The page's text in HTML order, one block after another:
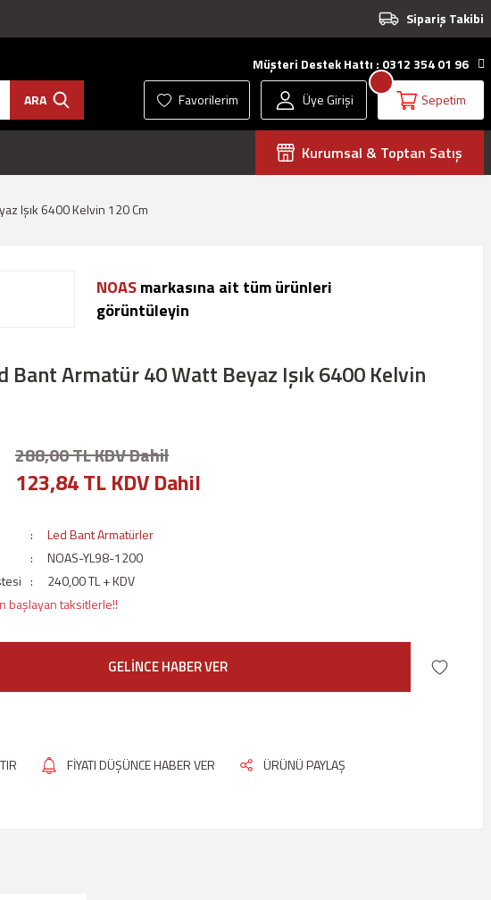
Sipariş Takibi
Müşteri Destek Hattı : 0312 354 01 96
ARA
Favorilerim Üye Girişi Sepetim
Kurumsal & Toptan Satış
Işık 6400 Kelvin 120 Cm
NOASmarkasına ait tüm ürünleri
görüntüleyin
Bant Armatür 40 Watt Beyaz Işık 6400 Kelvin
288,00 TL KDV Dahil
123,84 TL KDV Dahil
Led Bant Armatürler
NOAS-YL98-1200
240,00 TL + KDV
başlayan taksitlerle!!
GELİNCE HABER VER
FİYATI DÜŞÜNCE HABER VER ÜRÜNÜ PAYLAŞ